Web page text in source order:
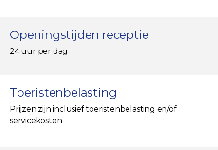
Openingstijden receptie
24 uur per dag
Toeristenbelasting
Prijzen zijn inclusief toeristenbelasting en/of
servicekosten